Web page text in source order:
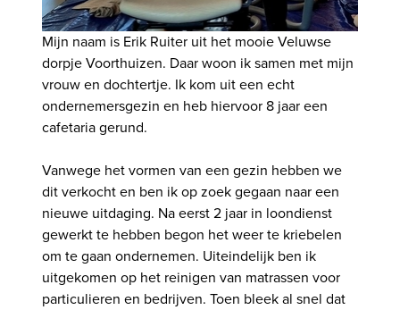
Mijn naam is Erik Ruiter uit het mooie Veluwse
dorpje Voorthuizen. Daar woon ik samen met mijn
vrouw en dochtertje. Ik kom uit een echt
ondernemersgezin en heb hiervoor 8 jaar een
cafetaria gerund.
Vanwege het vormen van een gezin hebben we
dit verkocht en ben ik op zoek gegaan naar een
nieuwe uitdaging. Na eerst 2 jaar in loondienst
gewerkt te hebben begon het weer te kriebelen
om te gaan ondernemen. Uiteindelijk ben ik
uitgekomen op het reinigen van matrassen voor
particulieren en bedrijven. Toen bleek al snel dat